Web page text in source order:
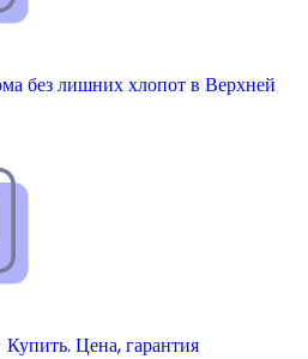
без лишних хлопот в Верхней
Цена, гарантия